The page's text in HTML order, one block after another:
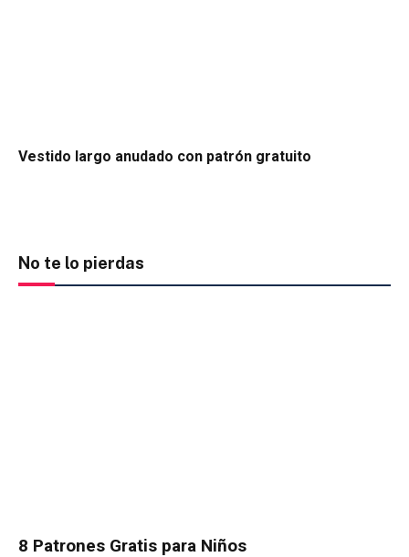
Vestido largo anudado con patrón gratuito
No te lo pierdas
8 Patrones Gratis para Niños